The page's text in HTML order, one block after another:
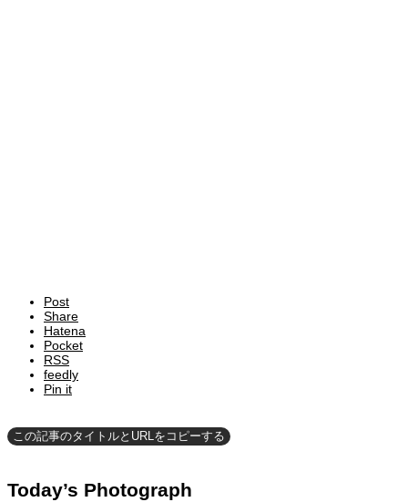
Post
Share
Hatena
Pocket
RSS
feedly
Pin it
この記事のタイトルとURLをコピーする
Today’s Photograph